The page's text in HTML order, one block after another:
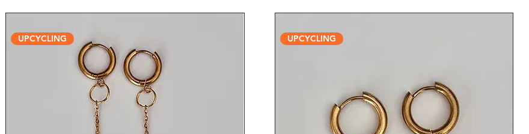
UPCYCLING UPCYCLING